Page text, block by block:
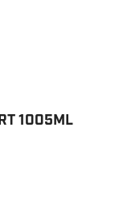
1005ML